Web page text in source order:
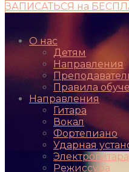
ЗАПИСАТЬСЯ на
О нас
Детям
Направления
Правила
Направления
Гитара
Вокал
Фортепиано
Ударная
Электрогитара
Режиссура